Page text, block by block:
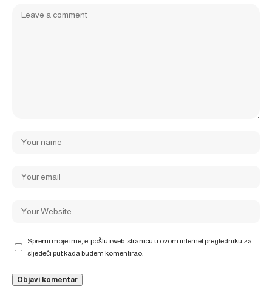
Spremi moje ime, e-poštu i web-stranicu u ovom internet pregledniku za
sljedeći put kada budem komentirao.